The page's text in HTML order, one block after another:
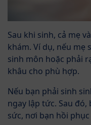
Sau khi sinh, cả mẹ
khám. Ví dụ, nếu mẹ
sinh môn hoặc phải
khâu cho phù hợp.
Nếu bạn phải sinh
ngay lập tức. Sau
sức, nơi bạn hồi